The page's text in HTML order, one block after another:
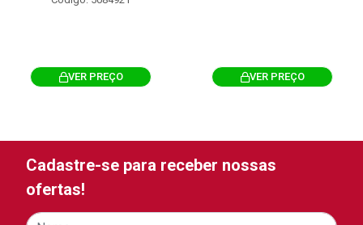
VER PREÇO VER PREÇO
Cadastre-se para receber nossas
ofertas!